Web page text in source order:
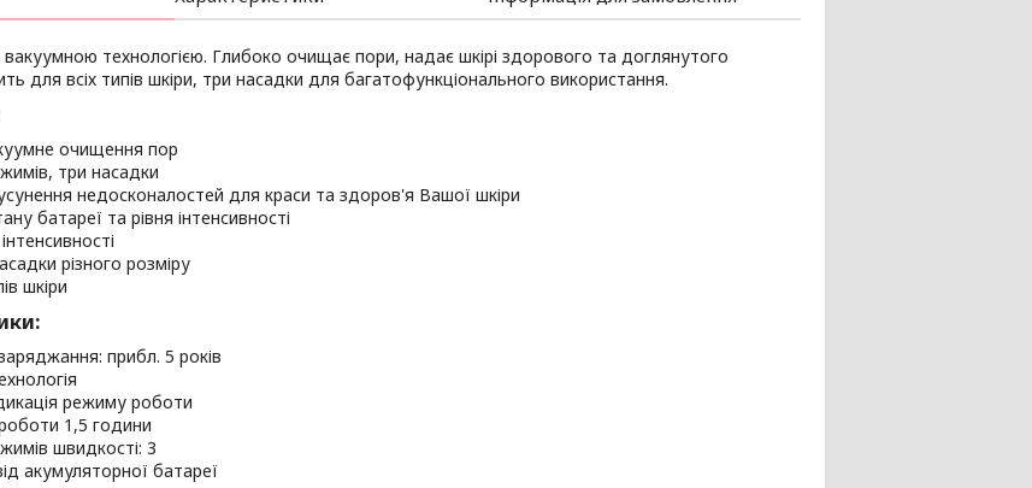
технологією. Глибоко очищає пори, надає шкірі здорового та доглянутого
для всіх типів шкіри, три насадки для багатофункціонального використання.
очищення пор
три насадки
недосконалостей для краси та здоров'я Вашої шкіри
батареї та рівня інтенсивності
різного розміру
шкіри
прибл. 5 років
режиму роботи
1,5 години
швидкості: 3
акумуляторної батареї